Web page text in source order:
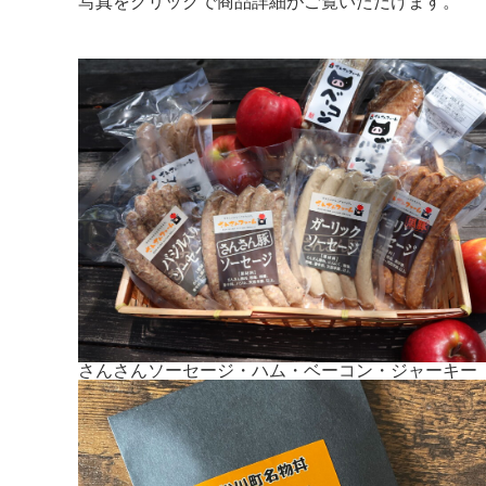
さんさんソーセージ・ハム・ベーコン・ジャーキー